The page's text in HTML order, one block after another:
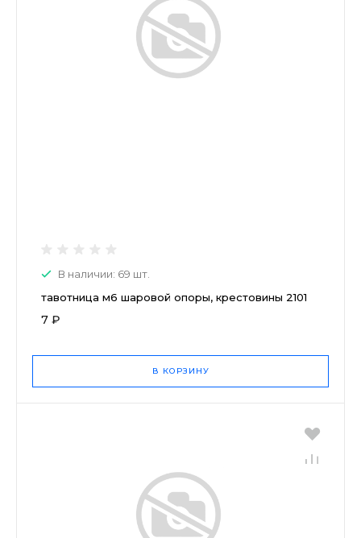
В наличии: 69 шт.
тавотница м6 шаровой опоры, крестовины 2101
7 ₽
В КОРЗИНУ